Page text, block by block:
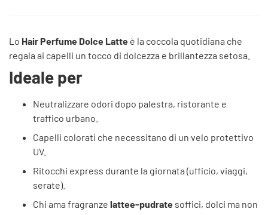
Lo Hair Perfume Dolce Latte è la coccola quotidiana che
regala ai capelli un tocco di dolcezza e brillantezza setosa.
Ideale per
Neutralizzare odori dopo palestra, ristorante e
traffico urbano.
Capelli colorati che necessitano di un velo protettivo
UV.
Ritocchi express durante la giornata (ufficio, viaggi,
serate).
Chi ama fragranze lattee-pudrate soffici, dolci ma non